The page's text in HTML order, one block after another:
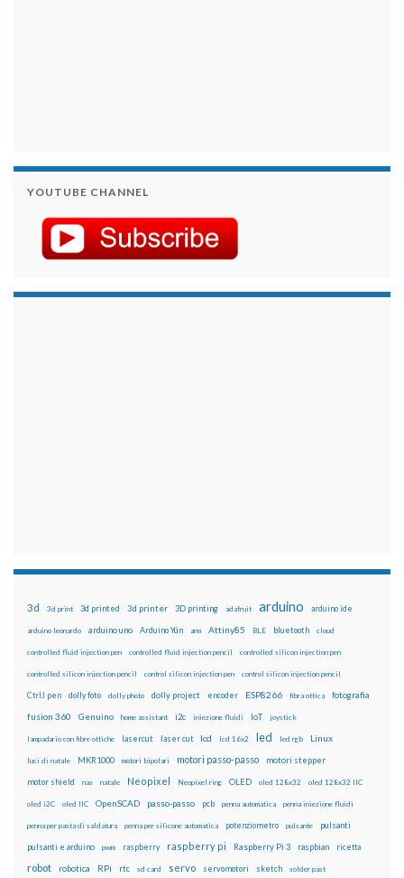
YOUTUBE CHANNEL
3d 3d print 3d printed 3d printer 3D printing adafruit arduino arduino ide
arduino leonardo arduino uno Arduino Yún arm Attiny85 BLE bluetooth cloud
controlled fluid injection pen controlled fluid injection pencil controlled silicon injection pen
controlled silicon injection pencil control silicon injection pen control silicon injection pencil
CtrlJ pen dolly foto dolly photo dolly project encoder ESP8266 fibra ottica fotografia
fusion 360 Genuino home assistant i2c iniezione fluidi IoT joystick
lampadario con fibre ottiche lasercut laser cut lcd lcd 16x2 led led rgb Linux
luci di natale MKR1000 motori bipolari motori passo-passo motori stepper
motor shield nas natale Neopixel Neopixel ring OLED oled 128x32 oled 128x32 IIC
oled i2C oled IIC OpenSCAD passo-passo pcb penna automatica penna iniezione fluidi
penna per pasta di saldatura penna per silicone automatica potenziometro pulsante pulsanti
pulsanti e arduino pwm raspberry raspberry pi Raspberry Pi 3 raspbian ricetta
robot robotica RPi rtc sd card servo servomotori sketch solder past